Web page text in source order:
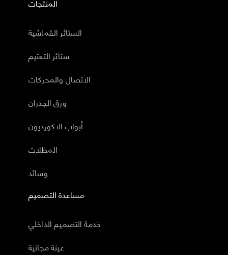
الستائر القماشية
ستائر التعتيم
الاتصال والمحركات
ورق الجدران
أبواب الاكورديون
المظلات
وسائد
مساعدة التصميم
خدمة التصميم الداخلي
عينة مجانية